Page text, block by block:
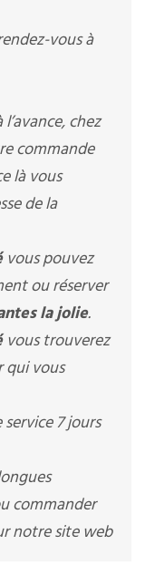
vous à
chez
commande
là vous
de la
vous pouvez
ou réserver
la jolie.
vous trouverez
vous
7 jours
commander
notre site web